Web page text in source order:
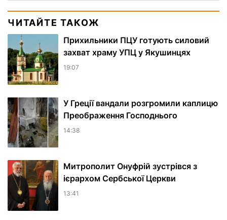
ЧИТАЙТЕ ТАКОЖ
Прихильники ПЦУ готують силовий
захват храму УПЦ у Якушинцях
19:07
У Греції вандали розгромили каплицю
Преображення Господнього
14:38
Митрополит Онуфрій зустрівся з
ієрархом Сербської Церкви
13:41